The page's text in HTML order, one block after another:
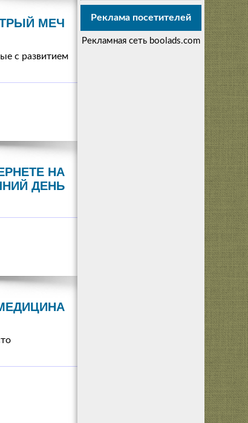
Реклама посетителей
Рекламная сеть boolads.com
МЕЧ
с развитием
НА
ДЕНЬ